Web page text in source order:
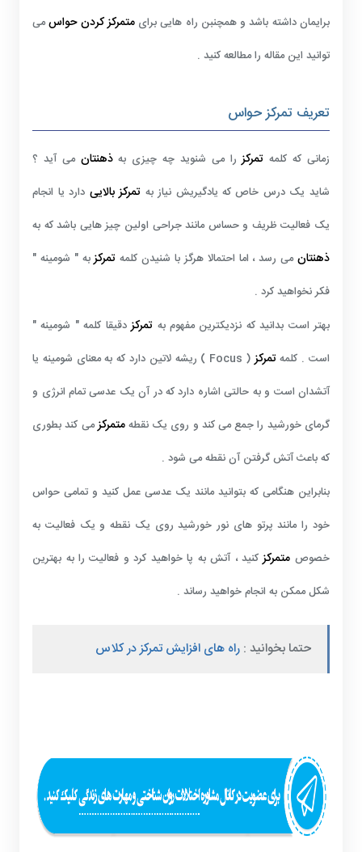
برایمان داشته باشد و همچنبن راه هایی برایمتمرکز کردن حواسمی
توانید این مقاله را مطالعه کنید .
تعریف تمرکز حواس
زمانی که کلمهتمرکز را می شنوید چه چیزی بهذهنتان می آید ؟
شاید یک درس خاص که یادگیریش نیاز به تمرکز بالایی دارد یا انجام
یک فعالیت ظریف و حساس مانند جراحی اولین چیز هایی باشد که به
ذهنتانمی رسد ، اما احتمالا هرگز با شنیدن کلمه تمرکزبه " شومینه "
فکر نخواهید کرد .
بهتر است بدانید که نزدیکترین مفهوم به تمرکزدقیقا کلمه " شومینه "
است . کلمهتمرکز
( Focus ) ریشه لاتین دارد که به معنای شومینه یا
آتشدان است و به حالتی اشاره دارد که در آن یک عدسی تمام انرژی و
گرمای خورشید را جمع می کند و روی یک نقطهمتمرکزمی کند بطوری
که باعث آتش گرفتن آن نقطه می شود .
بنابراین هنگامی که بتوانید مانند یک عدسی عمل کنید و تمامی حواس
خود را مانند پرتو های نور خورشید روی یک نقطه و یک فعالیت به
خصوص متمرکزکنید ، آتش به پا خواهید کرد و فعالیت را به بهترین
شکل ممکن به انجام خواهید رساند .
حتما بخوانید : راه های افزایش تمرکز در کلاس